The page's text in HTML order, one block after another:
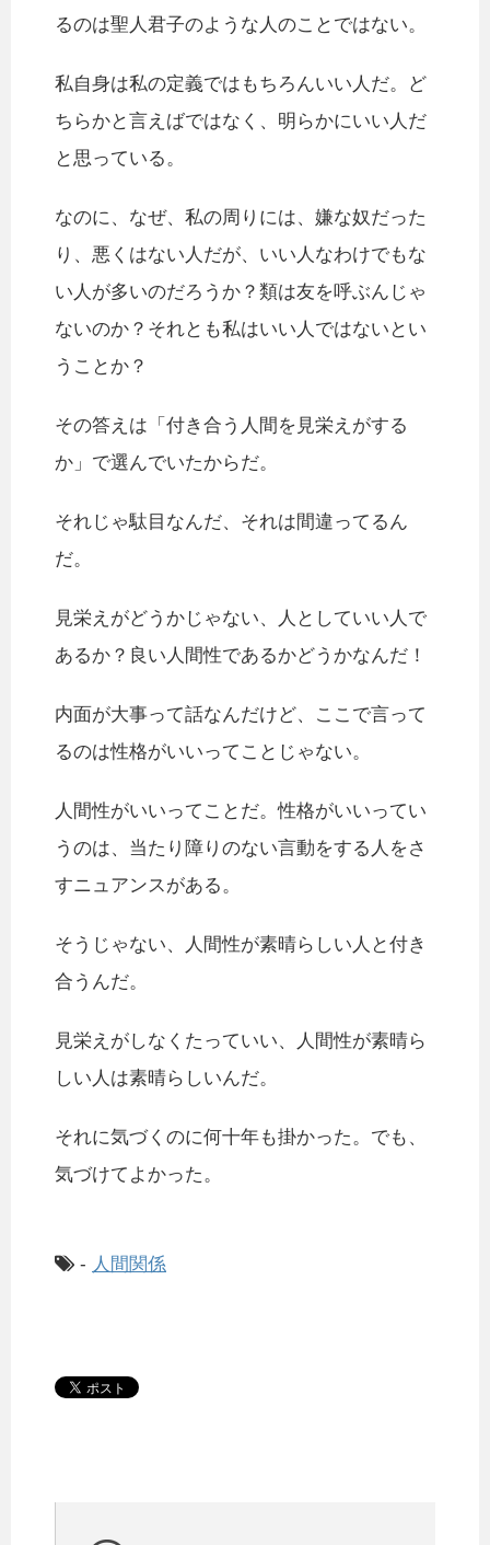
るのは聖人君子のような人のことではない。
私自身は私の定義ではもちろんいい人だ。ど
ちらかと言えばではなく、明らかにいい人だ
と思っている。
なのに、なぜ、私の周りには、嫌な奴だった
り、悪くはない人だが、いい人なわけでもな
い人が多いのだろうか？類は友を呼ぶんじゃ
ないのか？それとも私はいい人ではないとい
うことか？
その答えは「付き合う人間を見栄えがする
か」で選んでいたからだ。
それじゃ駄目なんだ、それは間違ってるん
だ。
見栄えがどうかじゃない、人としていい人で
あるか？良い人間性であるかどうかなんだ！
内面が大事って話なんだけど、ここで言って
るのは性格がいいってことじゃない。
人間性がいいってことだ。性格がいいってい
うのは、当たり障りのない言動をする人をさ
すニュアンスがある。
そうじゃない、人間性が素晴らしい人と付き
合うんだ。
見栄えがしなくたっていい、人間性が素晴ら
しい人は素晴らしいんだ。
それに気づくのに何十年も掛かった。でも、
気づけてよかった。
- 人間関係